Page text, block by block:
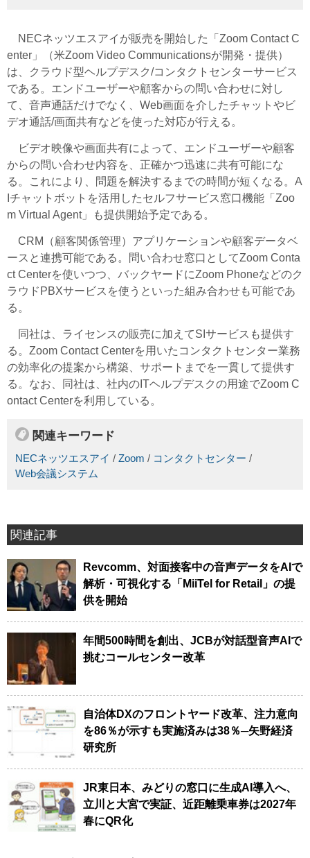
NECネッツエスアイが販売を開始した「Zoom Contact C
enter」（米Zoom Video Communicationsが開発・提供）
は、クラウド型ヘルプデスク/コンタクトセンターサービス
である。エンドユーザーや顧客からの問い合わせに対し
て、音声通話だけでなく、Web画面を介したチャットやビ
デオ通話/画面共有などを使った対応が行える。
ビデオ映像や画面共有によって、エンドユーザーや顧客
からの問い合わせ内容を、正確かつ迅速に共有可能にな
る。これにより、問題を解決するまでの時間が短くなる。A
Iチャットボットを活用したセルフサービス窓口機能「Zoo
m Virtual Agent」も提供開始予定である。
CRM（顧客関係管理）アプリケーションや顧客データベ
ースと連携可能である。問い合わせ窓口としてZoom Conta
ct Centerを使いつつ、バックヤードにZoom Phoneなどのク
ラウドPBXサービスを使うといった組み合わせも可能であ
る。
同社は、ライセンスの販売に加えてSIサービスも提供す
る。Zoom Contact Centerを用いたコンタクトセンター業務
の効率化の提案から構築、サポートまでを一貫して提供す
る。なお、同社は、社内のITヘルプデスクの用途でZoom C
ontact Centerを利用している。
関連キーワード
NECネッツエスアイ / Zoom / コンタクトセンター /
Web会議システム
関連記事
Revcomm、対面接客中の音声データをAIで
解析・可視化する「MiiTel for Retail」の提
供を開始
年間500時間を創出、JCBが対話型音声AIで
挑むコールセンター改革
自治体DXのフロントヤード改革、注力意向
を86％が示すも実施済みは38％─矢野経済
研究所
JR東日本、みどりの窓口に生成AI導入へ、
立川と大宮で実証、近距離乗車券は2027年
春にQR化